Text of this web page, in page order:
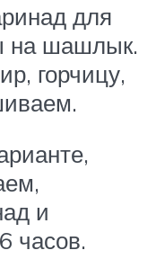
для
на шашлык.
горчицу,
и
часов.